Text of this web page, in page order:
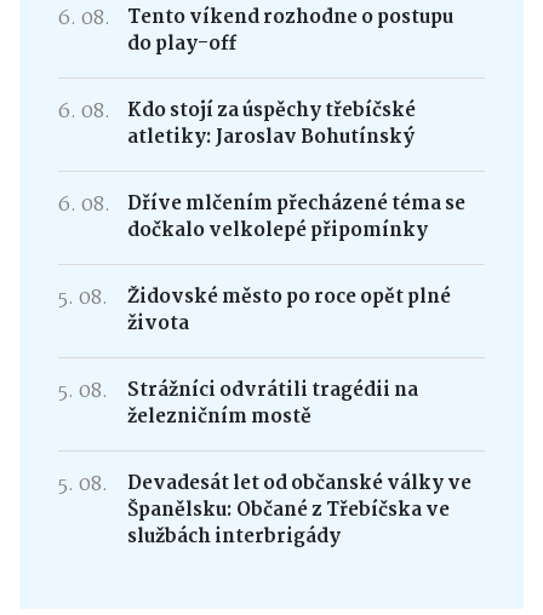
6. 08.
Tento víkend rozhodne o postupu
do play-off
6. 08.
Kdo stojí za úspěchy třebíčské
atletiky: Jaroslav Bohutínský
6. 08.
Dříve mlčením přecházené téma se
dočkalo velkolepé připomínky
5. 08.
Židovské město po roce opět plné
života
5. 08.
Strážníci odvrátili tragédii na
železničním mostě
5. 08.
Devadesát let od občanské války ve
Španělsku: Občané z Třebíčska ve
službách interbrigády